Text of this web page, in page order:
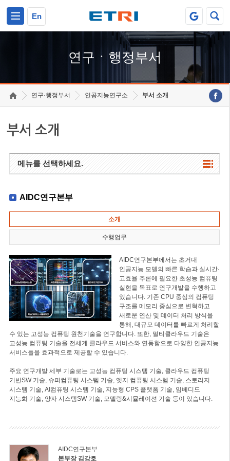
En
연구ㆍ행정부서
연구·행정부서 인공지능연구소 부서 소개
부서 소개
메뉴를 선택하세요.
AIDC연구본부
소개
수행업무
AIDC연구본부에서는 초거대
인공지능 모델의 빠른 학습과 실시간·
고효율 추론에 필요한 초성능 컴퓨팅
실현을 목표로 연구개발을 수행하고
있습니다. 기존 CPU 중심의 컴퓨팅
구조를 메모리 중심으로 변혁하고
새로운 연산 및 데이터 처리 방식을
통해, 대규모 데이터를 빠르게 처리할
수 있는 고성능 컴퓨팅 원천기술을 연구합니다. 또한, 멀티클라우드 기술은
고성능 컴퓨팅 기술을 전세계 클라우드 서비스와 연동함으로 다양한 인공지능
서비스들을 효과적으로 제공할 수 있습니다.
주요 연구개발 세부 기술로는 고성능 컴퓨팅 시스템 기술, 클라우드 컴퓨팅
기반SW 기술, 슈퍼컴퓨팅 시스템 기술, 엣지 컴퓨팅 시스템 기술, 스토리지
시스템 기술, AI컴퓨팅 시스템 기술, 지능형 CPS 플랫폼 기술, 임베디드
지능화 기술, 양자 시스템SW 기술, 모델링&시뮬레이션 기술 등이 있습니다.
AIDC연구본부
본부장 김강호